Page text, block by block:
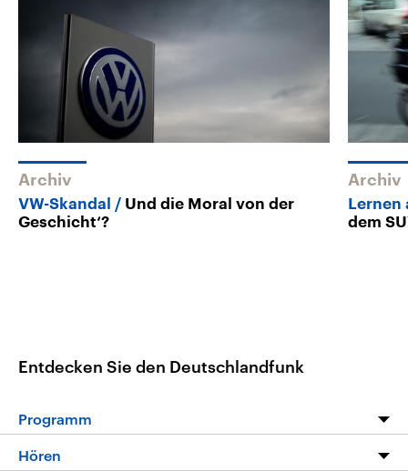
Archiv
VW-Skandal
Und die Moral von der
Geschicht‘?
Archiv
Lernen
dem
Entdecken Sie den Deutschlandfunk
Programm
Programm
Hören